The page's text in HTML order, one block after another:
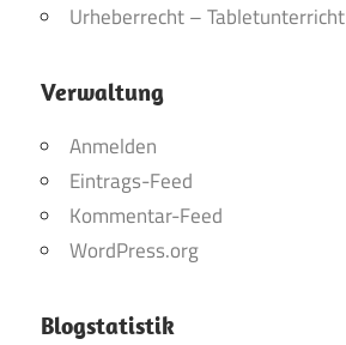
Urheberrecht – Tabletunterricht
Verwaltung
Anmelden
Eintrags-Feed
Kommentar-Feed
WordPress.org
Blogstatistik